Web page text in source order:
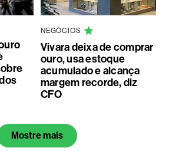
NEGÓCIOS
Vivara deixa de comprar
ouro, usa estoque
acumulado e alcança
margem recorde, diz
CFO
Mostre mais